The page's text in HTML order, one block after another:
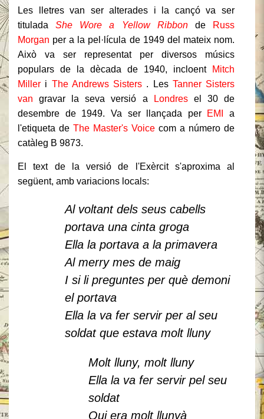
Les lletres van ser alterades i la cançó va ser
tituladaShe Wore a Yellow Ribbonde
Russ
Morgan per a la pel·lícula de 1949 del mateix nom.
Això va ser representat per diversos músics
populars de la dècada de 1940, incloent
Mitch
Miller i The Andrews Sisters . Les Tanner Sisters
van gravar la seva versió a Londresel 30 de
desembre de 1949. Va ser llançada per EMI
a
l'etiqueta de The Master's Voice com a número de
catàleg B 9873.
El text de la versió de l'Exèrcit s'aproxima al
següent, amb variacions locals:
Al voltant dels seus cabells
portava una cinta groga
Ella la portava a la primavera
Al merry mes de maig
I si li preguntes per què demoni
el portava
Ella la va fer servir per al seu
soldat que estava molt lluny
Molt lluny, molt lluny
Ella la va fer servir pel seu
soldat
Qui era molt llunyà